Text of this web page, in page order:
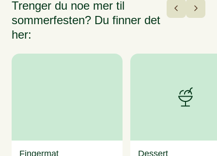
Trenger du noe mer til
sommerfesten? Du finner det
her:
Fingermat Dessert